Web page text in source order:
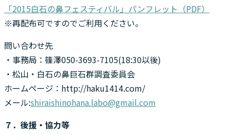
「2015白石の鼻フェスティバル」パンフレット（PDF）
※再配布可ですのでご利用ください。
問い合わせ先
・事務局：篠澤050-3693-7105(18:30以後)
・松山・白石の鼻巨石群調査委員会
ホームページ：http://haku1414.com/
メール:shiraishinohana.labo@gmail.com
７．後援・協力等